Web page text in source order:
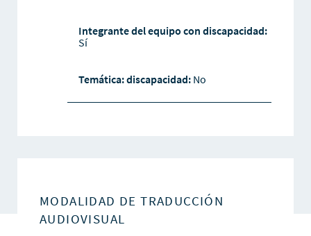
Integrante del equipo con discapacidad:
Sí
Temática: discapacidad: No
MODALIDAD DE TRADUCCIÓN
AUDIOVISUAL